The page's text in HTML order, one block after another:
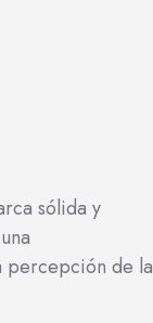
sólida y
percepción de la